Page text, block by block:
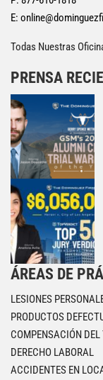
E:
Todas Nuestras
PRENSA
ÁREAS DE
LESIONES
PRODUCTOS
COMPENSACIÓN
DERECHO LABORAL
ACCIDENTES EN